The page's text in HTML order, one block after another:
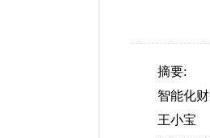
摘要:
智能化
王小宝